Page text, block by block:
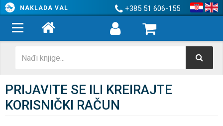
NAKLADA VAL +385 51 606-155
PRIJAVITE SE ILI KREIRAJTE
KORISNIČKI RAČUN